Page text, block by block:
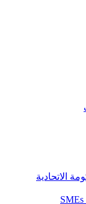
الاتحادية